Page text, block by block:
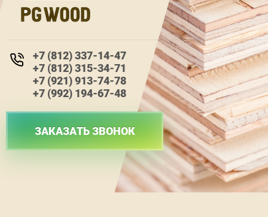
+7 (812) 337-14-47
+7 (812) 315-34-71
+7 (921) 913-74-78
+7 (992) 194-67-48
ЗАКАЗАТЬ ЗВОНОК